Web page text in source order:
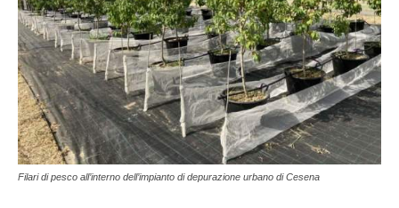
Filari di pesco all’interno dell’impianto di depurazione urbano di Cesena